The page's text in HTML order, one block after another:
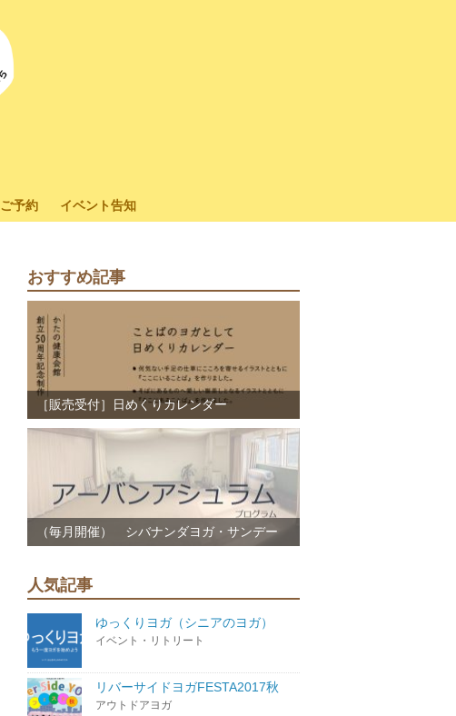
ご予約 イベント告知
おすすめ記事
［販売受付］日めくりカレンダー
（毎月開催） シバナンダヨガ・サンデー
人気記事
ゆっくりヨガ（シニアのヨガ）
イベント・リトリート
リバーサイドヨガFESTA2017秋
アウトドアヨガ